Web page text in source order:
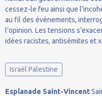
cessez-le feu ainsi que
au fil des évènements,
l’opinion. Les tensions
idées racistes, antisémites et
Israël Palestine
Esplanade Saint-Vincent